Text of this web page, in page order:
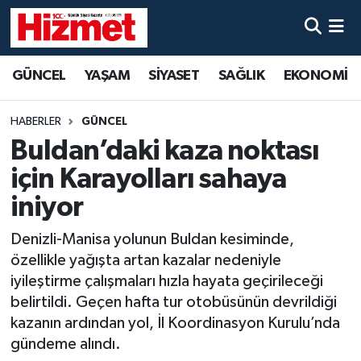
GÜNCEL YAŞAM SİYASET SAĞLIK EKONOMİ
HABERLER GÜNCEL
Buldan’daki kaza noktası
için Karayolları sahaya
iniyor
Denizli-Manisa yolunun Buldan kesiminde,
özellikle yağışta artan kazalar nedeniyle
iyileştirme çalışmaları hızla hayata geçirileceği
belirtildi. Geçen hafta tur otobüsünün devrildiği
kazanın ardından yol, İl Koordinasyon Kurulu’nda
gündeme alındı.
YAŞAM
SİYASET
SAĞLIK
EKONOMİ
KÜLTÜR SANAT
SPOR
MAGAZİN
Denizli Hava Durumu
Denizli Trafik Yoğunluk Haritası
Süper Lig Puan Durumu ve Fikstür
Tüm Manşetler
Son Dakika Haberleri
Haber Arşivi